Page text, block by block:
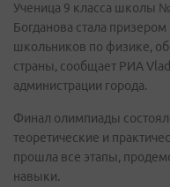
Ученица 9 класса школы
Богданова стала
школьников по физике,
страны, сообщает РИА
администрации города.
Финал олимпиады
теоретические и
прошла все этапы,
навыки.